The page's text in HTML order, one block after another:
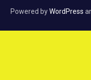
ih
Powered byWordPress